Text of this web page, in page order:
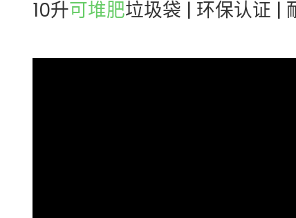
10升可堆肥垃圾袋 | 环保认证 |